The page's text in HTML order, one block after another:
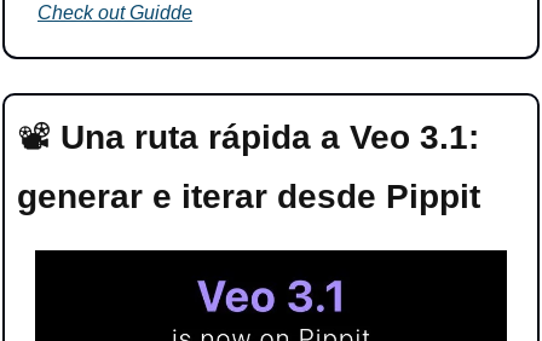
Check out Guidde
📽️​ Una ruta rápida a Veo 3.1:
generar e iterar desde Pippit